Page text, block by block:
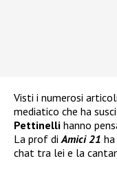
Visti i numerosi
mediatico che ha
Pettinelli hanno
La prof di Amici 21
chat tra lei e la